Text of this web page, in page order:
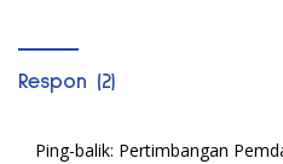
Respon (2)
Ping-balik: Pertimbangan